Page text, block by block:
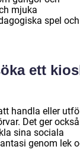
mjuka
spel och
ett
handla eller
Det ger också
sina sociala
genom lek